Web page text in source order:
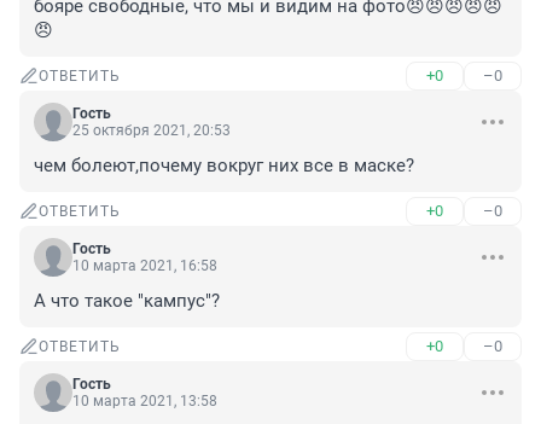
бояре свободные, что мы и видим на фото😠😠😠😠😠
😠
ОТВЕТИТЬ +0 –0
Гость
25 октября 2021, 20:53
чем болеют,почему вокруг них все в маске?
ОТВЕТИТЬ +0 –0
Гость
10 марта 2021, 16:58
А что такое "кампус"?
ОТВЕТИТЬ +0 –0
Гость
10 марта 2021, 13:58